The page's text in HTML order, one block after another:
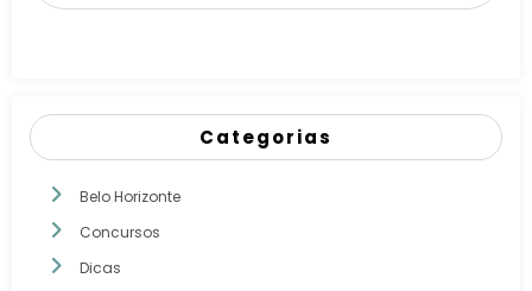
Categorias
Belo Horizonte
Concursos
Dicas